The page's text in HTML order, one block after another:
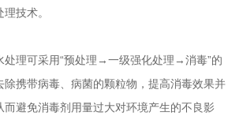
技术。
理可采用“预处理→一级强化处理→消毒”的
除携带病毒、病菌的颗粒物，提高消毒效果并
而避免消毒剂用量过大对环境产生的不良影